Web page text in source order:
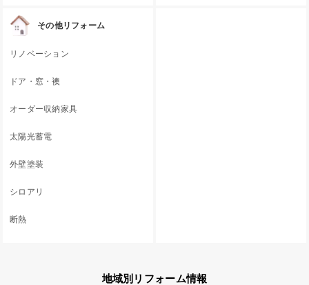
その他リフォーム
リノベーション
ドア・窓・襖
オーダー収納家具
太陽光蓄電
外壁塗装
シロアリ
断熱
地域別リフォーム情報